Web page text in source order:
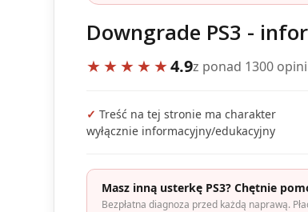
Downgrade PS3 -
★★★★★4.9z ponad 1300
✓ Treść na tej stronie ma charakter
wyłącznie informacyjny/edukacyjny
Masz inną usterkę PS3? Chętnie
Bezpłatna diagnoza przed każdą naprawą.